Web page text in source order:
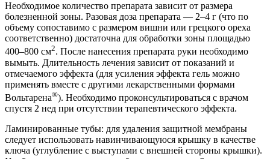
Необходимое количество препарата зависит от размера
болезненной зоны. Разовая доза препарата — 2–4 г (что по
объему сопоставимо с размером вишни или грецкого ореха
соответственно) достаточна для обработки зоны площадью
400–800 см2. После нанесения препарата руки необходимо
вымыть. Длительность лечения зависит от показаний и
отмечаемого эффекта (для усиления эффекта гель можно
применять вместе с другими лекарственными формами
Вольтарена®). Необходимо проконсультироваться с врачом
спустя 2 нед при отсутствии терапевтического эффекта.
Ламинированные тубы: для удаления защитной мембраны
следует использовать навинчивающуюся крышку в качестве
ключа (углубление с выступами с внешней стороны крышки).